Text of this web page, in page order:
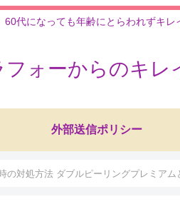
代になっても年齢にとらわれずキ
フォーからのキレ
外部送信ポリシー
の対処方法 ダブルピーリングプレミアム